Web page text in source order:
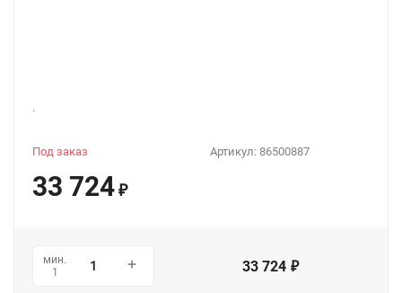
.
Артикул: 86500887
Под заказ
33 724 ₽
мин.
1
33 724 ₽